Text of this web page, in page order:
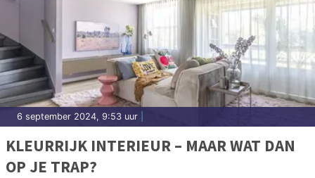
6 september 2024, 9:53 uur
KLEURRIJK INTERIEUR – MAAR WAT DAN
OP JE TRAP?